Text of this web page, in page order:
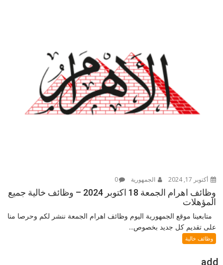
أكتوبر 17, 2024 الجمهورية 0
وظائف اهرام الجمعة 18 اكتوبر 2024 – وظائف خالية جميع
المؤهلات
متابعينا موقع الجمهورية اليوم وظائف اهرام الجمعة ننشر لكم وحرصا منا
على تقديم كل جديد بخصوص...
وظائف خالية
add